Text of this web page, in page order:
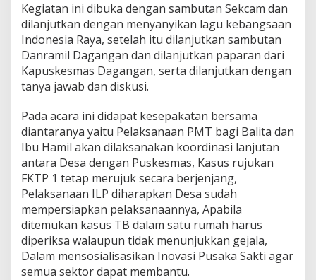
a
r
a
L
o
k
m
n
L
n
t
a
s
S
e
k
t
o
Kegiatan ini dibuka dengan sambutan Sekcam dan
dilanjutkan dengan menyanyikan lagu kebangsaan
Indonesia Raya, setelah itu dilanjutkan sambutan
Danramil Dagangan dan dilanjutkan paparan dari
Kapuskesmas Dagangan, serta dilanjutkan dengan
tanya jawab dan diskusi.
Pada acara ini didapat kesepakatan bersama
diantaranya yaitu Pelaksanaan PMT bagi Balita dan
Ibu Hamil akan dilaksanakan koordinasi lanjutan
antara Desa dengan Puskesmas, Kasus rujukan
FKTP 1 tetap merujuk secara berjenjang,
Pelaksanaan ILP diharapkan Desa sudah
mempersiapkan pelaksanaannya, Apabila
ditemukan kasus TB dalam satu rumah harus
diperiksa walaupun tidak menunjukkan gejala,
Dalam mensosialisasikan Inovasi Pusaka Sakti agar
semua sektor dapat membantu.